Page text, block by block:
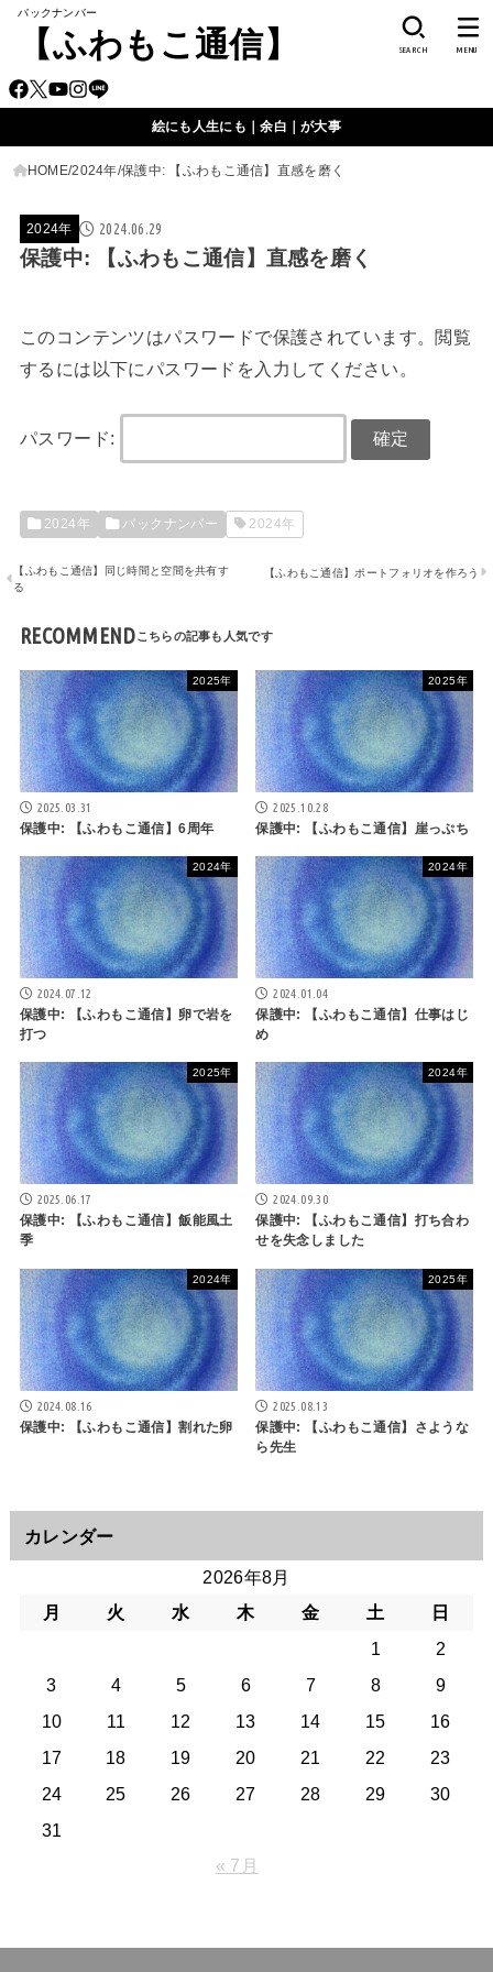
バックナンバー
【ふわもこ通信】 SEARCH MENU
絵にも人生にも｜余白｜が大事
HOME 2024年 保護中: 【ふわもこ通信】直感を磨く
2024年 2024.06.29
保護中: 【ふわもこ通信】直感を磨く
このコンテンツはパスワードで保護されています。閲覧
するには以下にパスワードを入力してください。
パスワード:
2024年 バックナンバー 2024年
【ふわもこ通信】同じ時間と空間を共有す
る
【ふわもこ通信】ポートフォリオを作ろう
RECOMMEND
2025年
2025.03.31
保護中: 【ふわもこ通信】6周年
2025年
2025.10.28
保護中: 【ふわもこ通信】崖っぷち
2024年
2024.07.12
保護中: 【ふわもこ通信】卵で岩を
打つ
2024年
2024.01.04
保護中: 【ふわもこ通信】仕事はじ
め
2025年
2025.06.17
保護中: 【ふわもこ通信】飯能風土
季
2024年
2024.09.30
保護中: 【ふわもこ通信】打ち合わ
せを失念しました
2024年
2024.08.16
保護中: 【ふわもこ通信】割れた卵
2025年
2025.08.13
保護中: 【ふわもこ通信】さような
ら先生
カレンダー
2026年8月
月
火 水 木 金 土
日
1
2
3
4 5 6 7 8
9
10
11 12 13 14 15
16
17
18 19 20 21 22
23
24
25 26 27 28 29
30
31
« 7月